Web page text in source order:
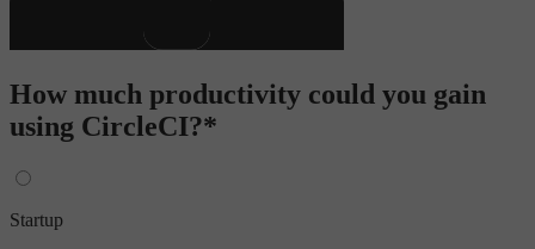
How much productivity could you gain
using CircleCI?*
Startup